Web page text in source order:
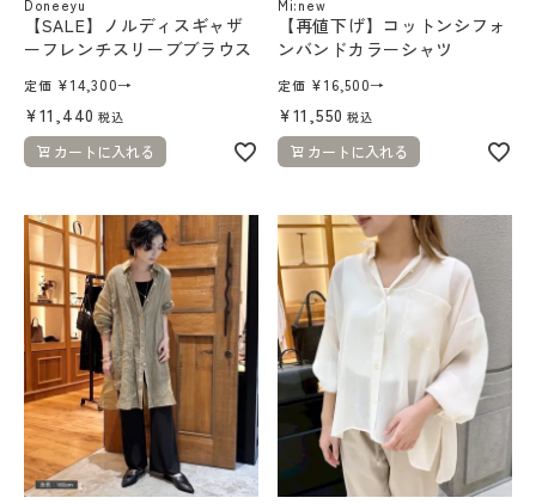
Doneeyu
【SALE】ノルディスギャザ
ーフレンチスリーブブラウス
定価 ¥14,300→
¥11,440 税込
カートに入れる
Mi:new
【再値下げ】コットンシフォ
ンバンドカラーシャツ
定価 ¥16,500→
¥11,550 税込
カートに入れる